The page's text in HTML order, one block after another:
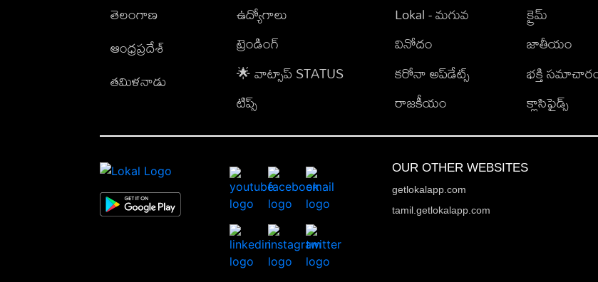
తెలంగాణ
ఆంధ్రప్రదేశ్
తమిళనాడు
ఉద్యోగాలు
ట్రెండింగ్
🌟 వాట్సాప్ STATUS
టిప్స్
Lokal - మగువ
వినోదం
కరోనా అప్‌డేట్స్
రాజకీయం
క్రైమ్
జాతీయం
భక్తి
క్లాసిఫైడ్స్
OUR OTHER WEBSITES
getlokalapp.com
tamil.getlokalapp.com